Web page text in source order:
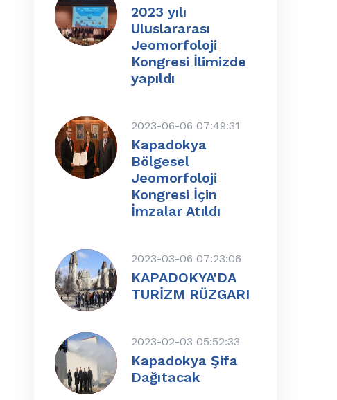
2023 yılı
Uluslararası
Jeomorfoloji
Kongresi İlimizde
yapıldı
2023-06-06 07:49:31
Kapadokya
Bölgesel
Jeomorfoloji
Kongresi İçin
İmzalar Atıldı
2023-03-06 07:23:06
KAPADOKYA'DA
TURİZM RÜZGARI
2023-02-03 05:52:33
Kapadokya Şifa
Dağıtacak